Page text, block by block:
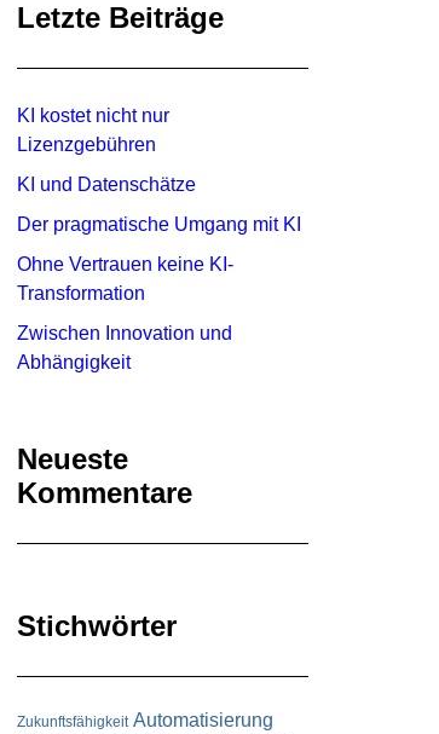
Letzte Beiträge
KI kostet nicht nur
Lizenzgebühren
KI und Datenschätze
Der pragmatische Umgang mit KI
Ohne Vertrauen keine KI-
Transformation
Zwischen Innovation und
Abhängigkeit
Neueste
Kommentare
Stichwörter
Zukunftsfähigkeit Automatisierung